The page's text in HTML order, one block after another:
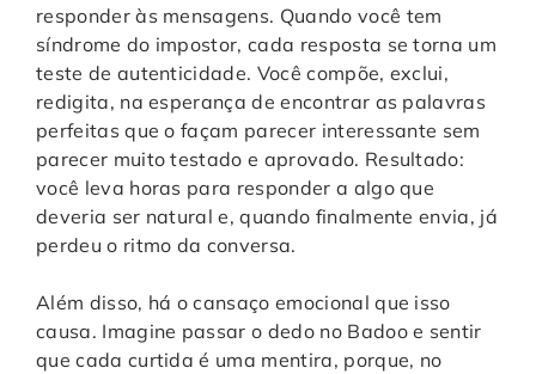
responder às mensagens. Quando você tem
síndrome do impostor, cada resposta se torna um
teste de autenticidade. Você compõe, exclui,
redigita, na esperança de encontrar as palavras
perfeitas que o façam parecer interessante sem
parecer muito testado e aprovado. Resultado:
você leva horas para responder a algo que
deveria ser natural e, quando finalmente envia, já
perdeu o ritmo da conversa.
Além disso, há o cansaço emocional que isso
causa. Imagine passar o dedo no Badoo e sentir
que cada curtida é uma mentira, porque, no